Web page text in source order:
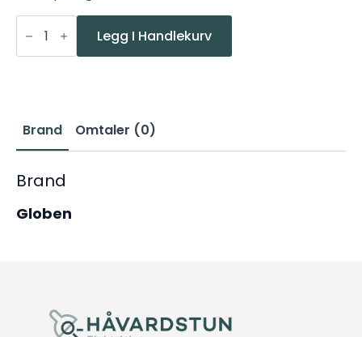
Globen
Orbit
mokka
vegg
Legg I Handlekurv
Brand Omtaler (0)
Brand
Globen